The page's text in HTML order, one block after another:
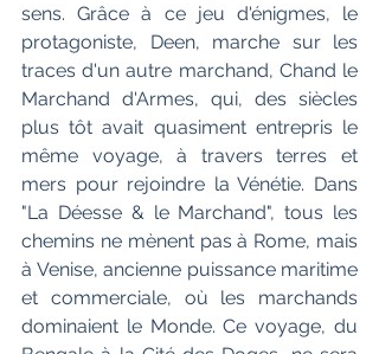
sens. Grâce à ce jeu d'énigmes, le
protagoniste, Deen, marche sur les
traces d'un autre marchand, Chand le
Marchand d'Armes, qui, des siècles
plus tôt avait quasiment entrepris le
même voyage, à travers terres et
mers pour rejoindre la Vénétie. Dans
"La Déesse & le Marchand", tous les
chemins ne mènent pas à Rome, mais
à Venise, ancienne puissance maritime
et commerciale, où les marchands
dominaient le Monde. Ce voyage, du